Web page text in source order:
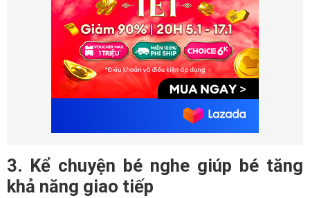
3. Kể chuyện bé nghe giúp bé tăng
khả năng giao tiếp